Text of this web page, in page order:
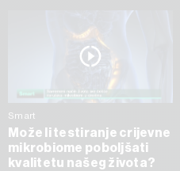
Smart
Može li testiranje crijevne
mikrobiome poboljšati
kvalitetu našeg života?